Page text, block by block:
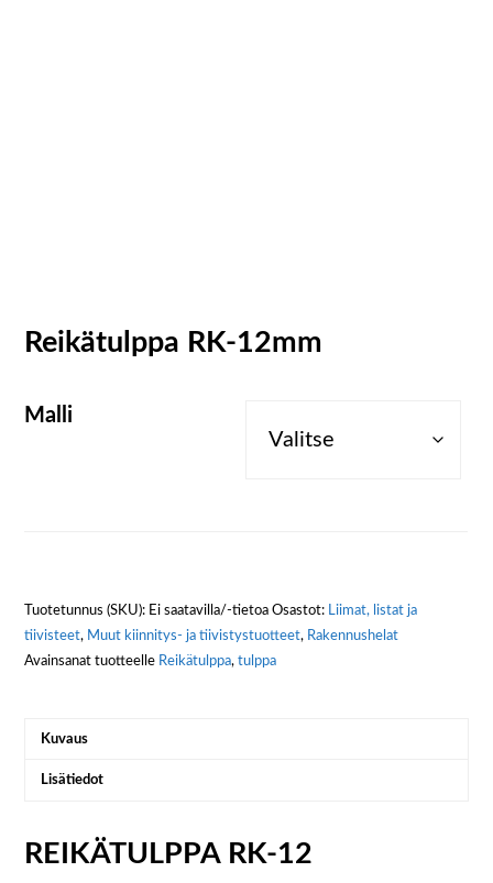
Reikätulppa RK-12mm
Malli
Tuotetunnus (SKU): Ei saatavilla/-tietoa Osastot: Liimat, listat ja
tiivisteet, Muut kiinnitys- ja tiivistystuotteet, Rakennushelat
Avainsanat tuotteelle Reikätulppa,tulppa
Kuvaus
Lisätiedot
REIKÄTULPPA RK-12